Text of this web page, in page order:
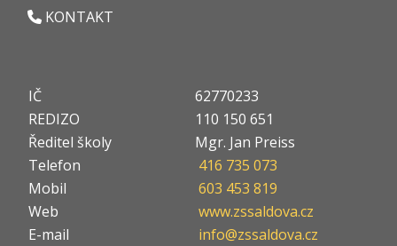
KONTAKT
IČ
62770233
REDIZO
110 150 651
Ředitel školy
Mgr. Jan Preiss
Telefon
416 735 073
Mobil
603 453 819
Web
www.zssaldova.cz
E-mail
info@zssaldova.cz